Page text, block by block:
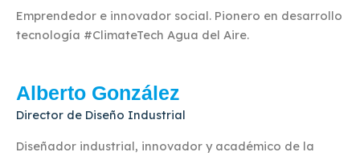
Emprendedor e innovador social. Pionero en desarrollo
tecnología #ClimateTech Agua del Aire.
Alberto González
Director de Diseño Industrial
Diseñador industrial, innovador y académico de la